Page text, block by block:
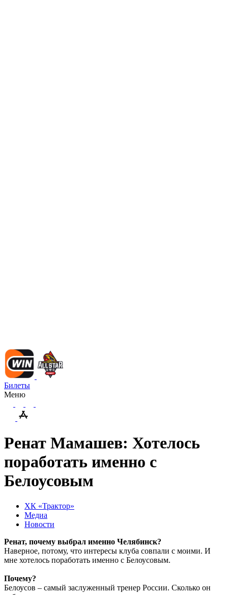
Билеты
Меню
Ренат Мамашев: Хотелось
поработать именно с
Белоусовым
ХК «Трактор»
Медиа
Новости
Ренат, почему выбрал именно Челябинск?
Наверное, потому, что интересы клуба совпали с моими. И
мне хотелось поработать именно с Белоусовым.
Почему?
Белоусов – самый заслуженный тренер России. Сколько он